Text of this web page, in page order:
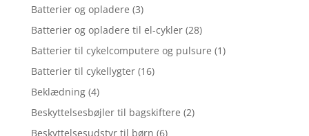
Batterier og opladere (3)
Batterier og opladere til el-cykler (28)
Batterier til cykelcomputere og pulsure (1)
Batterier til cykellygter (16)
Beklædning (4)
Beskyttelsesbøjler til bagskiftere (2)
Beskyttelsesudstyr til børn (6)